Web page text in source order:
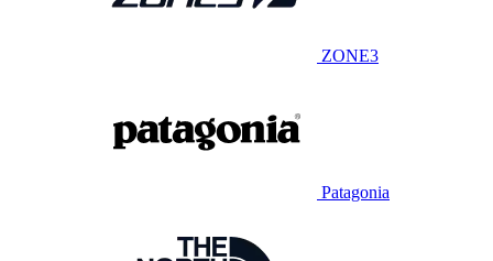
ZONE3
Patagonia